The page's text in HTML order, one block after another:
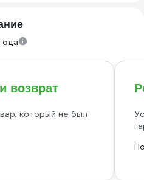
возврат
который не был